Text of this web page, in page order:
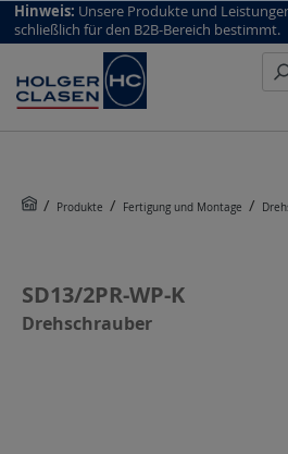
top scroll helper
Hinweis: Unsere Produkte und
schließlich für den B2B-Bereich bestimmt.
Produkte Fertigung und Montage
SD13/2PR-WP-K
Drehschrauber